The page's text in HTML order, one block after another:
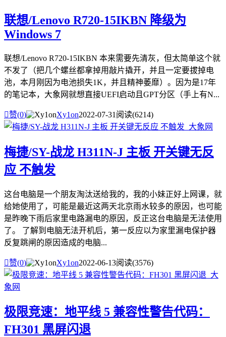
联想/Lenovo R720-15IKBN 降级为
Windows 7
联想/Lenovo R720-15IKBN 本来需要先清灰，但太简单这个就
不发了（把几个螺丝都拿掉用敲片撬开，并且一定要拔掉电
池，本月刚因为电池损失1K，并且精神萎靡）。因为是17年
的笔记本，大象网就想直接UEFI启动且GPT分区（手上有N...
赞(0) Xy1on2022-07-31 阅读(6214)
梅捷/SY-战龙 H311N-J 主板 开关键无反
应 不触发
这台电脑是一个朋友淘汰送给我的，我的小妹正好上网课，就
给她使用了，可能是最近这两天北京雨水较多的原因，也可能
是昨晚下雨后家里电路漏电的原因，反正这台电脑是无法使用
了。 了解到电脑无法开机后，第一反应以为家里漏电保护器
反复跳闸的原因造成的电脑...
赞(0) Xy1on2022-06-13阅读(3576)
极限竞速：地平线 5 兼容性警告代码：
FH301 黑屏闪退